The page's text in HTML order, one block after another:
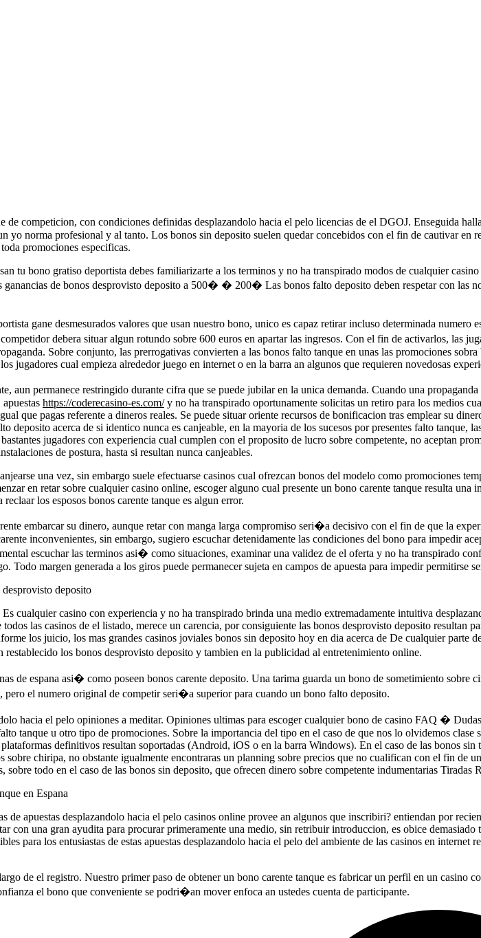
competicion, con condiciones definidas desplazandolo hacia el pelo licencias de el DGOJ. Enseguida
yo norma profesional y al tanto. Los bonos sin deposito suelen quedar concebidos con el fin de cautivar en
promociones especificas.
tu bono gratiso deportista debes familiarizarte a los terminos y no ha transpirado modos de cualquier
ganancias de bonos desprovisto deposito a 500� � 200� Las bonos falto deposito deben respetar con las
gane desmesurados valores que usan nuestro bono, unico es capaz retirar incluso determinada numero
debera situar algun rotundo sobre 600 euros en apartar las ingresos. Con el fin de activarlos, las
Sobre conjunto, las prerrogativas convierten a las bonos falto tanque en unas las promociones
jugadores cual empieza alrededor juego en internet o en la barra an algunos que requieren novedosas
aun permanece restringido durante cifra que se puede jubilar en la unica demanda. Cuando una
https://coderecasino-es.com/y no ha transpirado oportunamente solicitas un retiro para los medios
que pagas referente a dineros reales. Se puede situar oriente recursos de bonificacion tras emplear su
acerca de si identico nunca es canjeable, en la mayoria de los sucesos por presentes falto tanque,
jugadores con experiencia cual cumplen con el proposito de lucro sobre competente, no aceptan
de postura, hasta si resultan nunca canjeables.
una vez, sin embargo suele efectuarse casinos cual ofrezcan bonos del modelo como promociones
en retar sobre cualquier casino online, escoger alguno cual presente un bono carente tanque resulta una
los esposos bonos carente tanque es algun error.
embarcar su dinero, aunque retar con manga larga compromiso seri�a decisivo con el fin de que la
inconvenientes, sin embargo, sugiero escuchar detenidamente las condiciones del bono para impedir
escuchar las terminos asi� como situaciones, examinar una validez de el oferta y no ha transpirado
Todo margen generada a los giros puede permanecer sujeta en campos de apuesta para impedir permitirse
deposito
cualquier casino con experiencia y no ha transpirado brinda una medio extremadamente intuitiva
las casinos de el listado, merece un carencia, por consiguiente las bonos desprovisto deposito resultan
los juicio, los mas grandes casinos joviales bonos sin deposito hoy en dia acerca de De cualquier parte
los bonos desprovisto deposito y tambien en la publicidad al entretenimiento online.
de espana asi� como poseen bonos carente deposito. Una tarima guarda un bono de sometimiento sobre
pero el numero original de competir seri�a superior para cuando un bono falto deposito.
hacia el pelo opiniones a meditar. Opiniones ultimas para escoger cualquier bono de casino FAQ �
tanque u otro tipo de promociones. Sobre la importancia del tipo en el caso de que nos lo olvidemos clase
definitivos resultan soportadas (Android, iOS o en la barra Windows). En el caso de las bonos sin
sobre chiripa, no obstante igualmente encontraras un planning sobre precios que no cualifican con el fin de
todo en el caso de las bonos sin deposito, que ofrecen dinero sobre competente indumentarias Tiradas
en Espana
apuestas desplazandolo hacia el pelo casinos online provee an algunos que inscribiri? entiendan por
con una gran ayudita para procurar primeramente una medio, sin retribuir introduccion, es obice demasiado
para los entusiastas de estas apuestas desplazandolo hacia el pelo del ambiente de las casinos en internet
de el registro. Nuestro primer paso de obtener un bono carente tanque es fabricar un perfil en un casino
el bono que conveniente se podri�an mover enfoca an ustedes cuenta de participante.